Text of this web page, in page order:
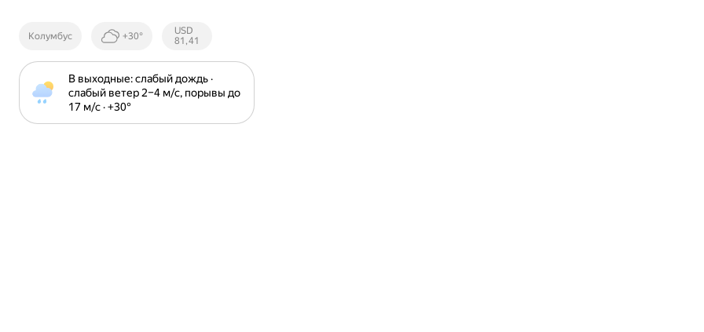
Колумбус +30°
Курсы ЦБ
РФ
USD
81,41
В выходные: слабый дождь ·
слабый ветер 2⁠–⁠4 м⁠/⁠с, порывы до
17 м⁠/⁠с · +30⁠°